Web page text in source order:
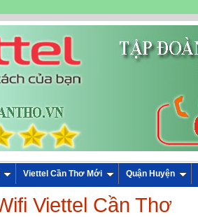
Viettel Cần Thơ Mới Quận Huyện
Viettel Cần Thơ